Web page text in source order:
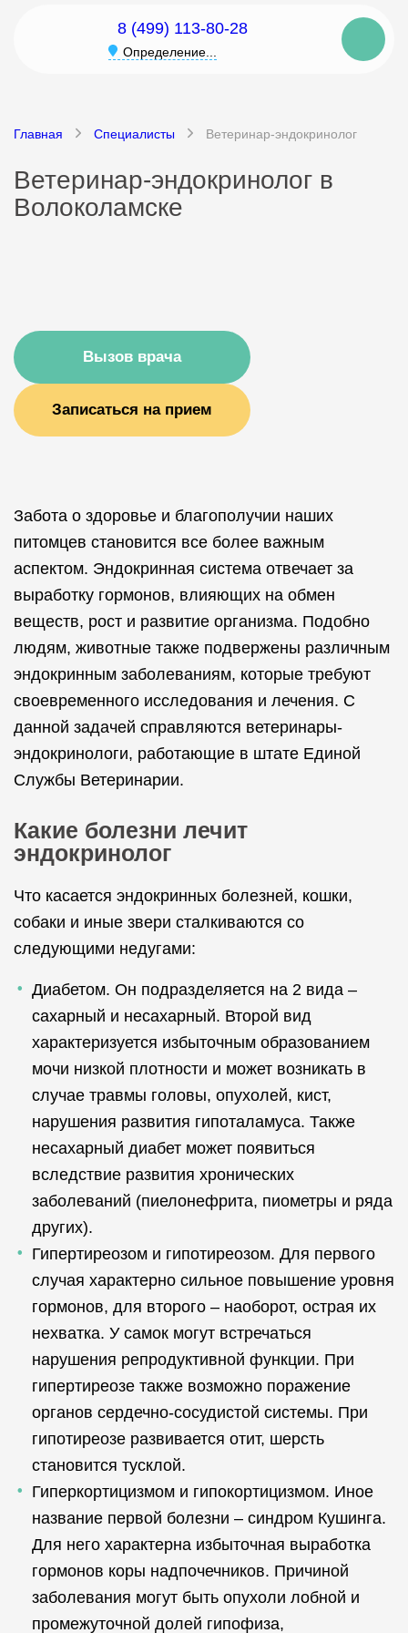
8 (499) 113-80-28
Определение...
Главная Специалисты Ветеринар-эндокринолог
Ветеринар-эндокринолог в
Волоколамске
Вызов врача
Записаться на прием
Забота о здоровье и благополучии наших
питомцев становится все более важным
аспектом. Эндокринная система отвечает за
выработку гормонов, влияющих на обмен
веществ, рост и развитие организма. Подобно
людям, животные также подвержены различным
эндокринным заболеваниям, которые требуют
своевременного исследования и лечения. С
данной задачей справляются ветеринары-
эндокринологи, работающие в штате Единой
Службы Ветеринарии.
Какие болезни лечит
эндокринолог
Что касается эндокринных болезней, кошки,
собаки и иные звери сталкиваются со
следующими недугами:
Диабетом. Он подразделяется на 2 вида –
сахарный и несахарный. Второй вид
характеризуется избыточным образованием
мочи низкой плотности и может возникать в
случае травмы головы, опухолей, кист,
нарушения развития гипоталамуса. Также
несахарный диабет может появиться
вследствие развития хронических
заболеваний (пиелонефрита, пиометры и ряда
других).
Гипертиреозом и гипотиреозом. Для первого
случая характерно сильное повышение уровня
гормонов, для второго – наоборот, острая их
нехватка. У самок могут встречаться
нарушения репродуктивной функции. При
гипертиреозе также возможно поражение
органов сердечно-сосудистой системы. При
гипотиреозе развивается отит, шерсть
становится тусклой.
Гиперкортицизмом и гипокортицизмом. Иное
название первой болезни – синдром Кушинга.
Для него характерна избыточная выработка
гормонов коры надпочечников. Причиной
заболевания могут быть опухоли лобной и
промежуточной долей гипофиза,